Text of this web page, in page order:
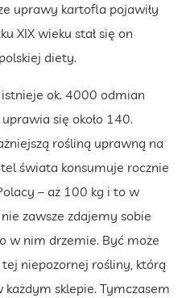
uprawy kartofla pojawiły
XIX wieku stał się on
diety.
ok. 4000 odmian
się około 140.
rośliną uprawną na
świata konsumuje rocznie
– aż 100 kg i to w
zawsze zdajemy sobie
w nim drzemie. Być może
niepozornej rośliny, którą
sklepie. Tymczasem